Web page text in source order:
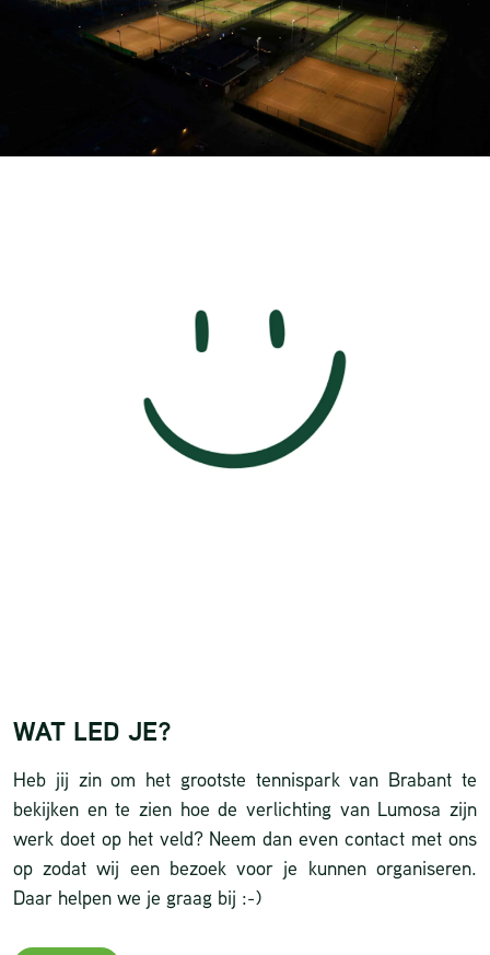
WAT LED JE?
Heb jij zin om het grootste tennispark van Brabant te
bekijken en te zien hoe de verlichting van Lumosa zijn
werk doet op het veld? Neem dan even contact met ons
op zodat wij een bezoek voor je kunnen organiseren.
Daar helpen we je graag bij :-)